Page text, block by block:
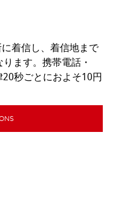
着信し、着信地まで
ます。携帯電話・
秒ごとにおよそ10円